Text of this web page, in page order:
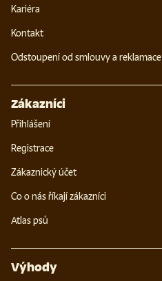
Kariéra
Kontakt
Odstoupení od smlouvy a reklamace
Zákazníci
Přihlášení
Registrace
Zákaznický účet
Co o nás říkají zákazníci
Atlas psů
Výhody